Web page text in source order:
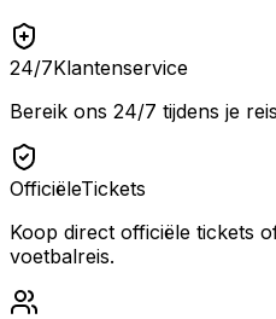
24/7Klantenservice
Bereik ons 24/7 tijdens je
OfficiëleTickets
Koop direct officiële tickets
voetbalreis.